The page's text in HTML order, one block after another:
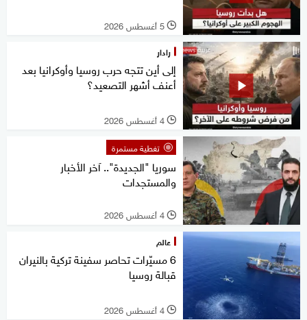
l 5 أغسطس 2026
رادار
إلى أين تتجه حرب روسيا وأوكرانيا بعد
أعنف أشهر التصعيد؟
l 4 أغسطس 2026
تغطية مستمرة
سوريا "الجديدة".. آخر الأخبار
والمستجدات
l 4 أغسطس 2026
عالم
6 مسيّرات تحاصر سفينة تركية بالنيران
قبالة روسيا
l 4 أغسطس 2026